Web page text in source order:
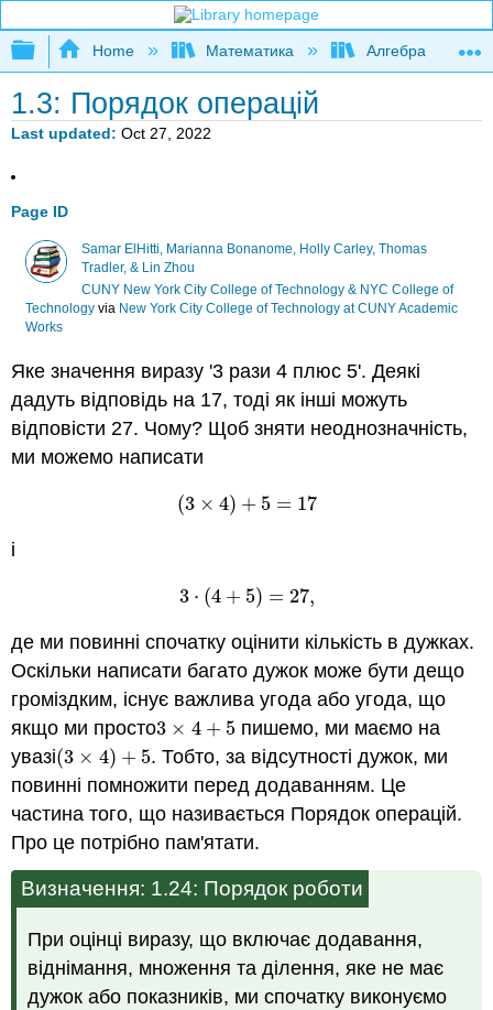
Expand/collapse global hierarchy
Home Математика Алгебра
1.3: Порядок операцій
Last updated Oct 27, 2022
Page ID
Samar ElHitti, Marianna Bonanome, Holly Carley, Thomas
Tradler, & Lin Zhou
CUNY New York City College of Technology & NYC College of
Technology via New York City College of Technology at CUNY Academic
Works
Яке значення виразу '3 рази 4 плюс 5'. Деякі
дадуть відповідь на 17, тоді як інші можуть
відповісти 27. Чому? Щоб зняти неоднозначність,
ми можемо написати
(3 × 4) + 5 = 17
( 3×4) +5= 17
і
3 ⋅ (4 + 5) = 27,
3⋅(4+ 5)=27,
де ми повинні спочатку оцінити кількість в дужках.
Оскільки написати багато дужок може бути дещо
громіздким, існує важлива угода або угода, що
якщо ми просто3 × 4 + 5
3 ×4 + 5
пишемо, ми маємо на
увазі(3 × 4) + 5.
(3 ×4 )+ 5.
Тобто, за відсутності дужок, ми
повинні помножити перед додаванням. Це
частина того, що називається Порядок операцій.
Про це потрібно пам'ятати.
Визначення: 1.24: Порядок роботи
При оцінці виразу, що включає додавання,
віднімання, множення та ділення, яке не має
дужок або показників, ми спочатку виконуємо